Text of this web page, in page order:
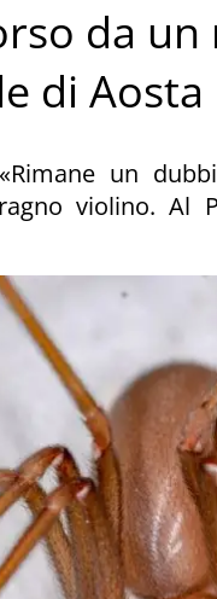
da
di Aosta
un
violino. Al